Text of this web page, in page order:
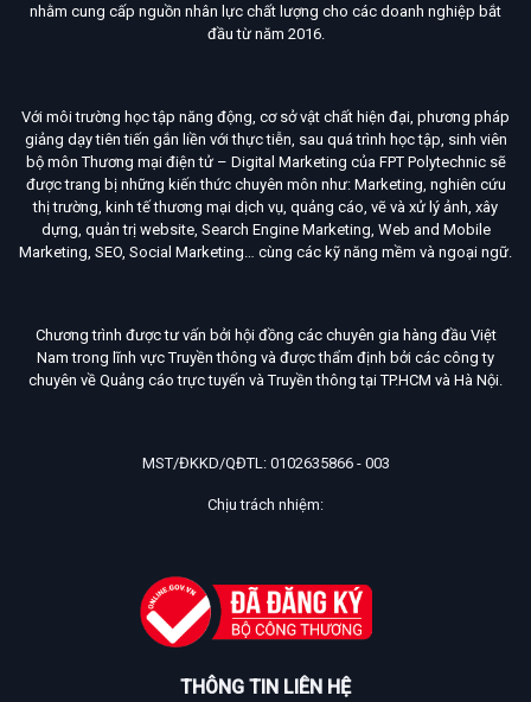
nhằm cung cấp nguồn nhân lực chất lượng cho các doanh nghiệp bắt
đầu từ năm 2016.
Với môi trường học tập năng động, cơ sở vật chất hiện đại, phương pháp
giảng dạy tiên tiến gắn liền với thực tiễn, sau quá trình học tập, sinh viên
bộ môn Thương mại điện tử – Digital Marketing của FPT Polytechnic sẽ
được trang bị những kiến thức chuyên môn như: Marketing, nghiên cứu
thị trường, kinh tế thương mại dịch vụ, quảng cáo, vẽ và xử lý ảnh, xây
dựng, quản trị website, Search Engine Marketing, Web and Mobile
Marketing, SEO, Social Marketing… cùng các kỹ năng mềm và ngoại ngữ.
Chương trình được tư vấn bởi hội đồng các chuyên gia hàng đầu Việt
Nam trong lĩnh vực Truyền thông và được thẩm định bởi các công ty
chuyên về Quảng cáo trực tuyến và Truyền thông tại TP.HCM và Hà Nội.
MST/ĐKKD/QĐTL: 0102635866 - 003
Chịu trách nhiệm:
THÔNG TIN LIÊN HỆ